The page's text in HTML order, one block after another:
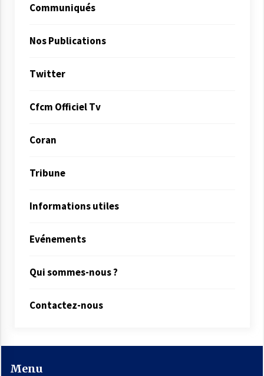
Communiqués
Nos Publications
Twitter
Cfcm Officiel Tv
Coran
Tribune
Informations utiles
Evénements
Qui sommes-nous ?
Contactez-nous
Menu